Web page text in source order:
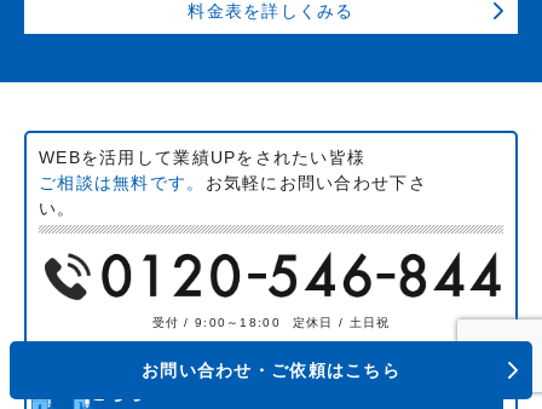
料金表を詳しくみる
WEBを活用して業績UPをされたい皆様
ご相談は無料です。 お気軽にお問い合わせ下さ
い。
受付 / 9:00～18:00 定休日 / 土日祝
24時間受付けのお問い合わせ・無料相談は
お問い合わせ・ご依頼はこちら